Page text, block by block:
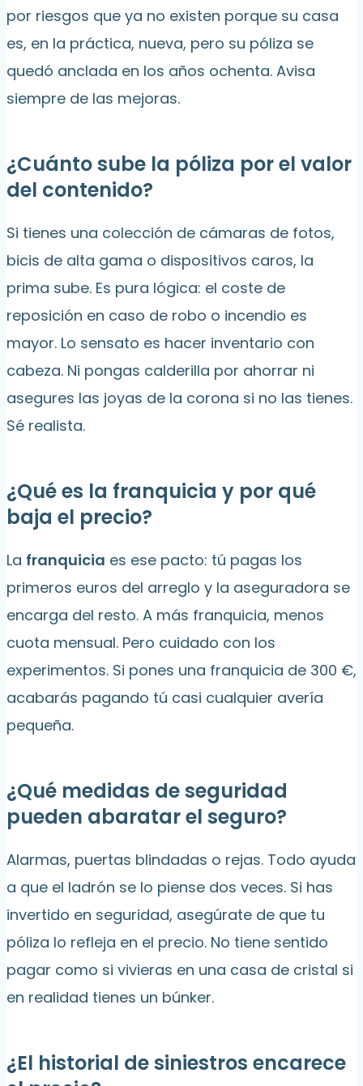
por riesgos que ya no existen porque su casa
es, en la práctica, nueva, pero su póliza se
quedó anclada en los años ochenta. Avisa
siempre de las mejoras.
¿Cuánto sube la póliza por el valor
del contenido?
Si tienes una colección de cámaras de fotos,
bicis de alta gama o dispositivos caros, la
prima sube. Es pura lógica: el coste de
reposición en caso de robo o incendio es
mayor. Lo sensato es hacer inventario con
cabeza. Ni pongas calderilla por ahorrar ni
asegures las joyas de la corona si no las tienes.
Sé realista.
¿Qué es la franquicia y por qué
baja el precio?
La franquicia es ese pacto: tú pagas los
primeros euros del arreglo y la aseguradora se
encarga del resto. A más franquicia, menos
cuota mensual. Pero cuidado con los
experimentos. Si pones una franquicia de 300 €,
acabarás pagando tú casi cualquier avería
pequeña.
¿Qué medidas de seguridad
pueden abaratar el seguro?
Alarmas, puertas blindadas o rejas. Todo ayuda
a que el ladrón se lo piense dos veces. Si has
invertido en seguridad, asegúrate de que tu
póliza lo refleja en el precio. No tiene sentido
pagar como si vivieras en una casa de cristal si
en realidad tienes un búnker.
¿El historial de siniestros encarece